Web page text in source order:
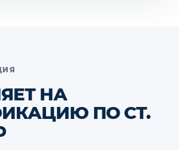
НА
ПО СТ.